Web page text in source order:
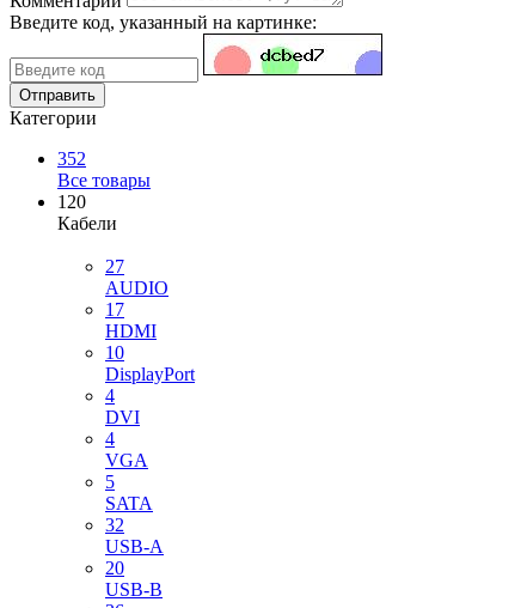
Введите код, указанный на картинке:
Отправить
Категории
352
Все товары
120
Кабели
27
AUDIO
17
HDMI
10
DisplayPort
4
DVI
4
VGA
5
SATA
32
USB-A
20
USB-B